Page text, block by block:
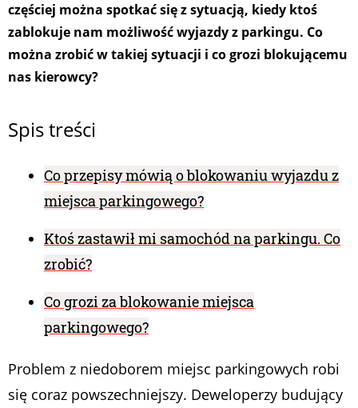
częściej można spotkać się z sytuacją, kiedy ktoś
zablokuje nam możliwość wyjazdy z parkingu. Co
można zrobić w takiej sytuacji i co grozi blokującemu
nas kierowcy?
Spis treści
Co przepisy mówią o blokowaniu wyjazdu z
miejsca parkingowego?
Ktoś zastawił mi samochód na parkingu. Co
zrobić?
Co grozi za blokowanie miejsca
parkingowego?
Problem z niedoborem miejsc parkingowych robi
się coraz powszechniejszy. Deweloperzy budujący